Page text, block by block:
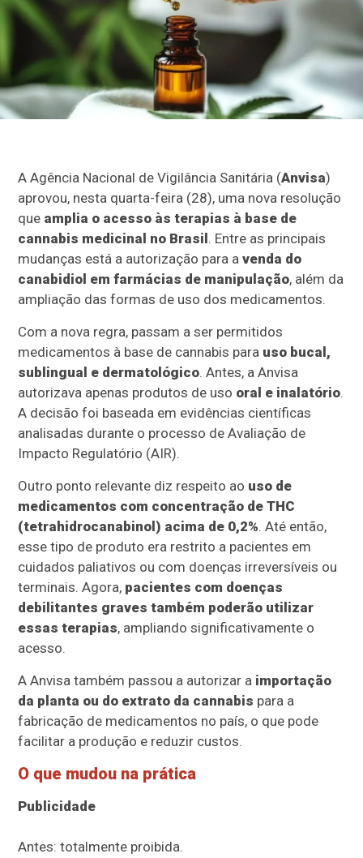
A Agência Nacional de Vigilância Sanitária (Anvisa)
aprovou, nesta quarta-feira (28), uma nova resolução
que amplia o acesso às terapias à base de
cannabis medicinal no Brasil . Entre as principais
mudanças está a autorização para avenda do
canabidiol em farmácias de manipulação, além da
ampliação das formas de uso dos medicamentos.
Com a nova regra, passam a ser permitidos
medicamentos à base de cannabis para uso bucal,
sublingual e dermatológico. Antes, a Anvisa
autorizava apenas produtos de uso oral e inalatório.
A decisão foi baseada em evidências científicas
analisadas durante o processo de Avaliação de
Impacto Regulatório (AIR).
Outro ponto relevante diz respeito ao uso de
medicamentos com concentração de THC
(tetrahidrocanabinol) acima de 0,2%. Até então,
esse tipo de produto era restrito a pacientes em
cuidados paliativos ou com doenças irreversíveis ou
terminais. Agora, pacientes com doenças
debilitantes graves também poderão utilizar
essas terapias, ampliando significativamente o
acesso.
A Anvisa também passou a autorizar a importação
da planta ou do extrato da cannabis para a
fabricação de medicamentos no país, o que pode
facilitar a produção e reduzir custos.
O que mudou na prática
Publicidade
Antes: totalmente proibida.